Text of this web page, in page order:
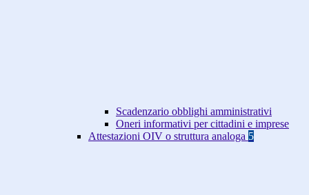
Scadenzario obblighi amministrativi
Oneri informativi per cittadini e imprese
Attestazioni OIV o struttura analoga 5